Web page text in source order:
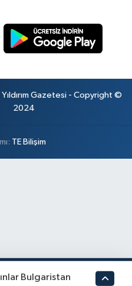
Yıldırım Gazetesi - Copyright ©
2024
TE Bilişim
Bulgaristan